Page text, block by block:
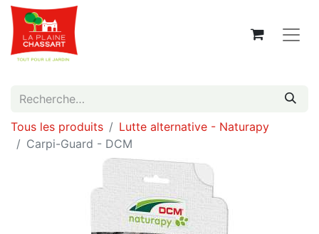
Tous les produits
Lutte alternative - Naturapy
Carpi-Guard - DCM